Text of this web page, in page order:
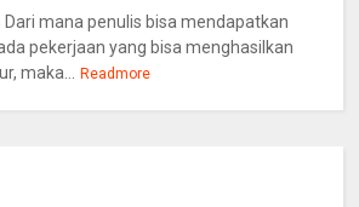
Dari mana penulis bisa mendapatkan
pekerjaan yang bisa menghasilkan
maka... Readmore